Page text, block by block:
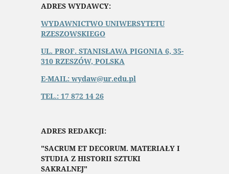
ADRES WYDAWCY:
WYDAWNICTWO UNIWERSYTETU
RZESZOWSKIEGO
UL. PROF. STANISŁAWA PIGONIA 6, 35-
310 RZESZÓW, POLSKA
E-MAIL: wydaw@ur.edu.pl
TEL.: 17 872 14 26
ADRES REDAKCJI:
"SACRUM ET DECORUM. MATERIAŁY I
STUDIA Z HISTORII SZTUKI
SAKRALNEJ"